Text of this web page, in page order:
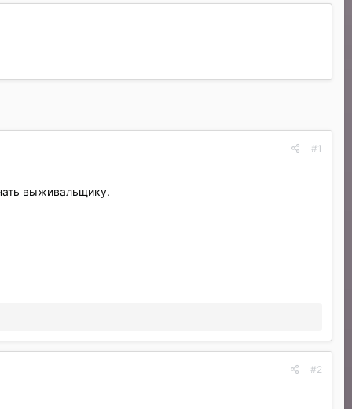
#1
выживальщику.
#2